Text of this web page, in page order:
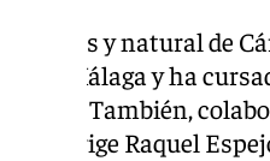
26 años y natural de
de Málaga y ha
También,
que dirige Raquel